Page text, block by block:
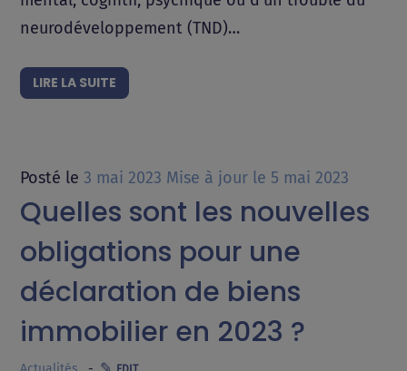
neurodéveloppement (TND)…
LIRE LA SUITE
Posté le 3 mai 2023 Mise à jour le 5 mai 2023
Quelles sont les nouvelles
obligations pour une
déclaration de biens
immobilier en 2023 ?